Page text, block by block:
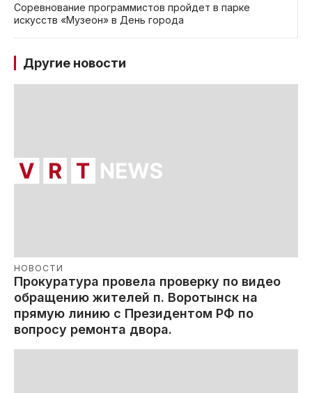
Соревнование программистов пройдет в парке
искусств «Музеон» в День города
Другие новости
НОВОСТИ
Прокуратура провела проверку по видео
обращению жителей п. Воротынск на
прямую линию с Президентом РФ по
вопросу ремонта двора.